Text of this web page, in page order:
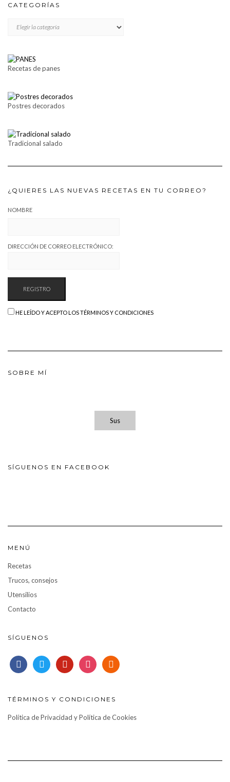
CATEGORÍAS
Recetas de panes
Postres decorados
Tradicional salado
¿QUIERES LAS NUEVAS RECETAS EN TU CORREO?
NOMBRE
DIRECCIÓN DE CORREO ELECTRÓNICO:
HE LEÍDO Y ACEPTO LOS TÉRMINOS Y CONDICIONES
SOBRE MÍ
Sus
SÍGUENOS EN FACEBOOK
MENÚ
Recetas
Trucos, consejos
Utensilios
Contacto
SÍGUENOS
facebooktwitter pinterestinstagramrss
TÉRMINOS Y CONDICIONES
Política de Privacidad y Política de Cookies